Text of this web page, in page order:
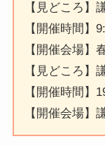
【見どころ】
【開催時間】
【開催会場】
【見どころ】
【開催時間】
【開催会場】